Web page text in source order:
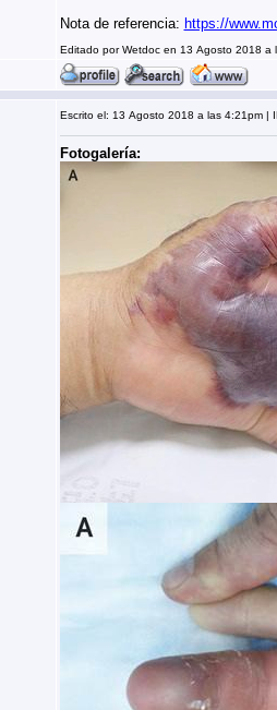
Nota de referencia: https://
Editado por Wetdoc en 13 Agosto 2018 a
Escrito el: 13 Agosto 2018 a las 4:21pm |
Fotogalería: